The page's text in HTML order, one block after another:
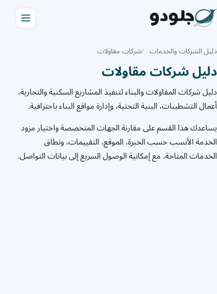
دليل الشركات والخدمات شركات مقاولات
دليل شركات مقاولات
دليل شركات المقاولات والبناء لتنفيذ المشاريع السكنية والتجارية،
أعمال التشطيبات، البنية التحتية، وإدارة مواقع البناء باحترافية.
يساعدك هذا القسم على مقارنة الجهات المتخصصة واختيار مزود
الخدمة الأنسب حسب الخبرة، الموقع، التقييمات، ونطاق
الخدمات المتاحة، مع إمكانية الوصول السريع إلى بيانات التواصل.